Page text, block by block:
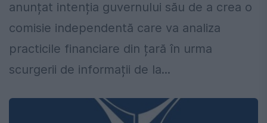
anunțat intenția guvernului său de a crea o
comisie independentă care va analiza
practicile financiare din țară în urma
scurgerii de informații de la...